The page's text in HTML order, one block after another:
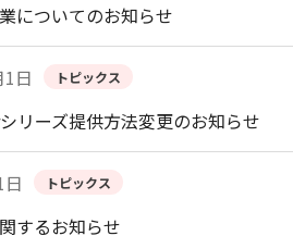
についてのお知らせ
日 トピックス
リーズ提供方法変更のお知らせ
トピックス
するお知らせ